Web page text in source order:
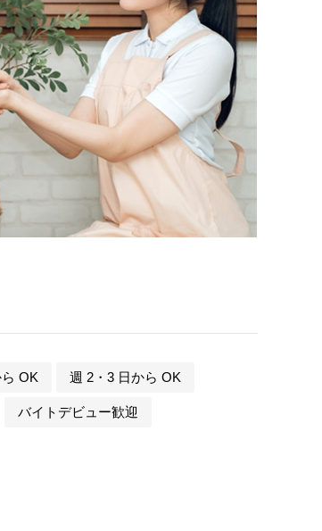
OK 週 2・3 日から OK
バイトデビュー歓迎